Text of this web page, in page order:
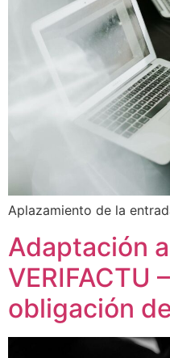
Aplazamiento de la
Adaptación
VERIFACTU
obligación